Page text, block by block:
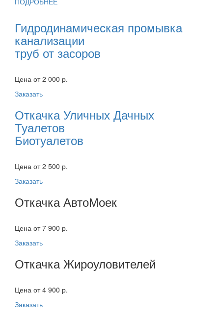
Гидродинамическая промывка
канализации
труб от засоров
Цена от 2 000 р.
Заказать
Откачка Уличных Дачных
Туалетов
Биотуалетов
Цена от 2 500 р.
Заказать
Откачка АвтоМоек
Цена от 7 900 р.
Заказать
Откачка Жироуловителей
Цена от 4 900 р.
Заказать